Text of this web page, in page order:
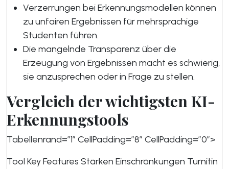
Verzerrungen bei Erkennungsmodellen können
zu unfairen Ergebnissen für mehrsprachige
Studenten führen.
Die mangelnde Transparenz über die
Erzeugung von Ergebnissen macht es schwierig,
sie anzusprechen oder in Frage zu stellen.
Vergleich der wichtigsten KI-
Erkennungstools
Tabellenrand=”1″ CellPadding=”8″ CellPadding=”0″>
Tool Key Features Stärken Einschränkungen Turnitin